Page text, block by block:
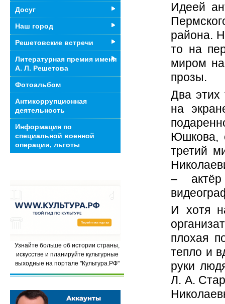
Идеей
района.
то на
миром
прозы.
Два этих
на
Юшкова,
третий
– актёр
И хотя
плохая
тепло и
руки
Л. А.
Досуг
Наш город
Решетовские встречи
Литературная премия имени
А. Л. Решетова
Фотоальбом
Антикоррупционная
деятельность
Информация по
специальной военной
операции, льготы
Узнайте больше об истории страны,
искусстве и планируйте культурные
выходные на портале "Культура.РФ"